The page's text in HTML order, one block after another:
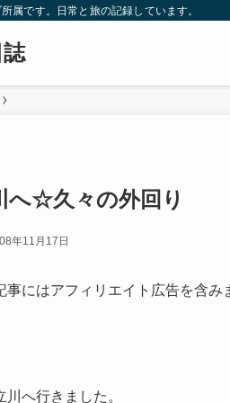
属です。日常と旅の記録しています。
へ☆久々の外回り
年11月17日
にはアフィリエイト広告を含み
へ行きました。